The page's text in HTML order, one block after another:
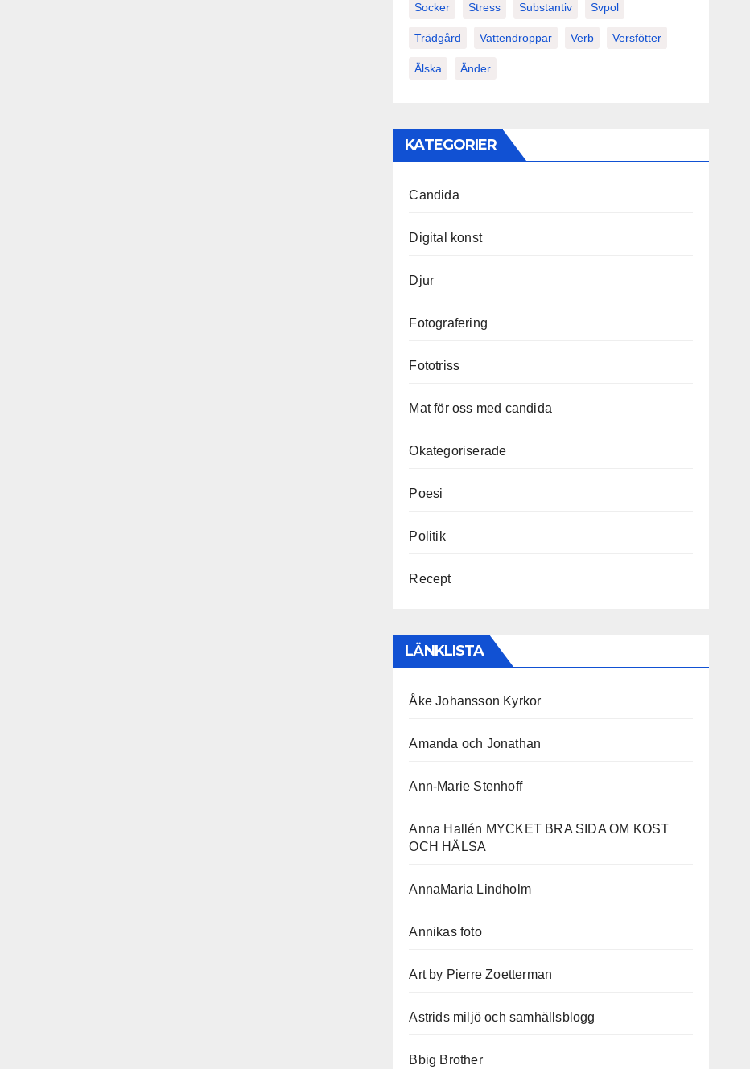
Socker Stress Substantiv Svpol
Trädgård Vattendroppar Verb Versfötter
Älska Änder
KATEGORIER
Candida
Digital konst
Djur
Fotografering
Fototriss
Mat för oss med candida
Okategoriserade
Poesi
Politik
Recept
LÄNKLISTA
Åke Johansson Kyrkor
Amanda och Jonathan
Ann-Marie Stenhoff
Anna Hallén MYCKET BRA SIDA OM KOST
OCH HÄLSA
AnnaMaria Lindholm
Annikas foto
Art by Pierre Zoetterman
Astrids miljö och samhällsblogg
Bbig Brother